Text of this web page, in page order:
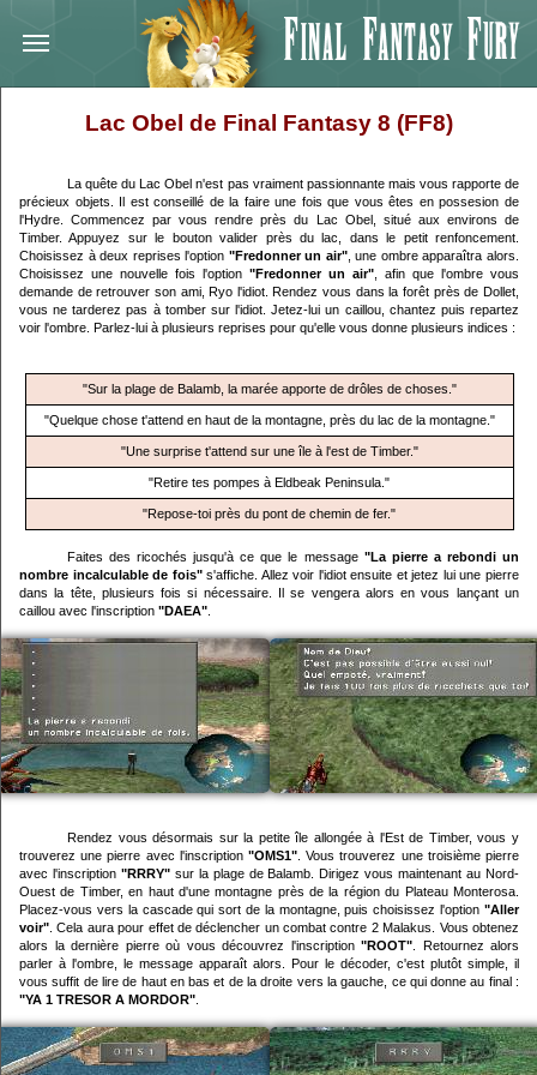
Lac Obel de Final Fantasy 8 (FF8)
La quête du Lac Obel n'est pas vraiment passionnante mais vous rapporte de
précieux objets. Il est conseillé de la faire une fois que vous êtes en possesion de
l'Hydre. Commencez par vous rendre près du Lac Obel, situé aux environs de
Timber. Appuyez sur le bouton valider près du lac, dans le petit renfoncement.
Choisissez à deux reprises l'option "Fredonner un air", une ombre apparaîtra alors.
Choisissez une nouvelle fois l'option "Fredonner un air" , afin que l'ombre vous
demande de retrouver son ami, Ryo l'idiot. Rendez vous dans la forêt près de Dollet,
vous ne tarderez pas à tomber sur l'idiot. Jetez-lui un caillou, chantez puis repartez
voir l'ombre. Parlez-lui à plusieurs reprises pour qu'elle vous donne plusieurs indices :
"Sur la plage de Balamb, la marée apporte de drôles de choses."
"Quelque chose t'attend en haut de la montagne, près du lac de la montagne."
"Une surprise t'attend sur une île à l'est de Timber."
"Retire tes pompes à Eldbeak Peninsula."
"Repose-toi près du pont de chemin de fer."
Faites des ricochés jusqu'à ce que le message "La pierre a rebondi un
nombre incalculable de fois"s'affiche. Allez voir l'idiot ensuite et jetez lui une pierre
dans la tête, plusieurs fois si nécessaire. Il se vengera alors en vous lançant un
caillou avec l'inscription "DAEA"
Rendez vous désormais sur la petite île allongée à l'Est de Timber, vous y
trouverez une pierre avec l'inscription "OMS1" . Vous trouverez une troisième pierre
avec l'inscription "RRRY"sur la plage de Balamb. Dirigez vous maintenant au Nord-
Ouest de Timber, en haut d'une montagne près de la région du Plateau Monterosa.
Placez-vous vers la cascade qui sort de la montagne, puis choisissez l'option "Aller
voir" . Cela aura pour effet de déclencher un combat contre 2 Malakus. Vous obtenez
alors la dernière pierre où vous découvrez l'inscription "ROOT" . Retournez alors
parler à l'ombre, le message apparaît alors. Pour le décoder, c'est plutôt simple, il
vous suffit de lire de haut en bas et de la droite vers la gauche, ce qui donne au final :
"YA 1 TRESOR A MORDOR"